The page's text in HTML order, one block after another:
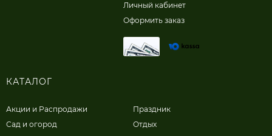
Личный кабинет
Оформить заказ
КАТАЛОГ
Акции и Распродажи
Сад и огород
Праздник
Отдых